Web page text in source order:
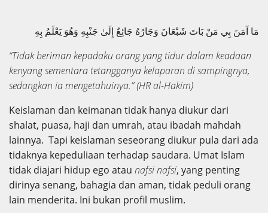
مَا آمَنَ بِي مَنْ بَاتَ شَبْعَانَ وَجَارُهُ جَائِعٌ إِلَىٰ جَنْبِهِ وَهُوَ يَعْلَمُ بِهِ
“Tidak beriman kepadaku orang yang tidur dalam keadaan
kenyang sementara tetangganya kelaparan di sampingnya,
sedangkan ia mengetahuinya.”(HR al-Hakim)
Keislaman dan keimanan tidak hanya diukur dari
shalat, puasa, haji dan umrah, atau ibadah mahdah
lainnya. Tapi keislaman seseorang diukur pula dari ada
tidaknya kepeduliaan terhadap saudara. Umat Islam
tidak diajari hidup ego atau nafsi nafsi, yang penting
dirinya senang, bahagia dan aman, tidak peduli orang
lain menderita. Ini bukan profil muslim.